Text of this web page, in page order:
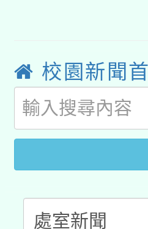
用水績優
動」
桃園市孔
開 智慧啟
2026年桃
校園新聞